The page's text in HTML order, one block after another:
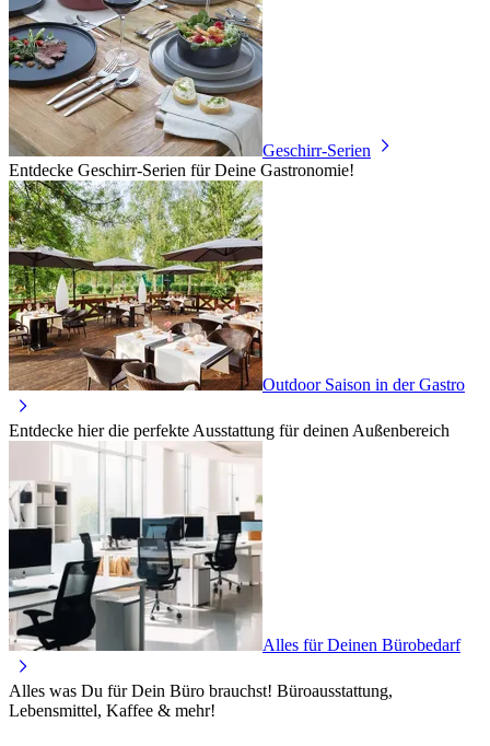
Geschirr-Serien
Entdecke Geschirr-Serien für Deine Gastronomie!
Outdoor Saison in der Gastro
Entdecke hier die perfekte Ausstattung für deinen Außenbereich
Alles für Deinen Bürobedarf
Alles was Du für Dein Büro brauchst! Büroausstattung,
Lebensmittel, Kaffee & mehr!